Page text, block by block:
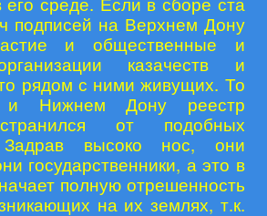
подписей на Верхнем Дону
и общественные и
казачеств и
рядом с ними живущих. То
Нижнем Дону реестр
от подобных
Задрав высоко нос, они
государственники, а это в
полную отрешенность
на их землях, т.к.